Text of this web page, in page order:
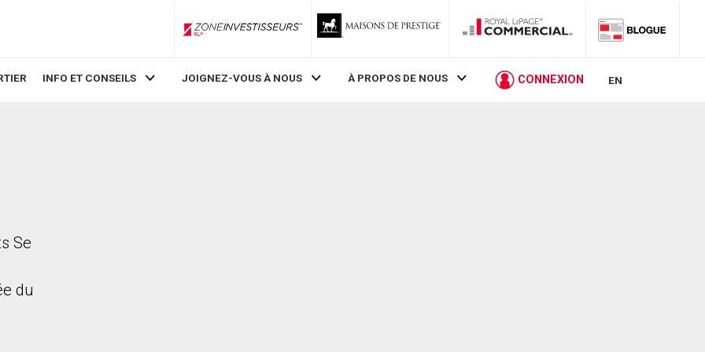
ZoneInvestisseurs RLP
INFO ET CONSEILS JOIGNEZ-VOUS À NOUS À PROPOS DE NOUS CONNEXION EN
Se
du